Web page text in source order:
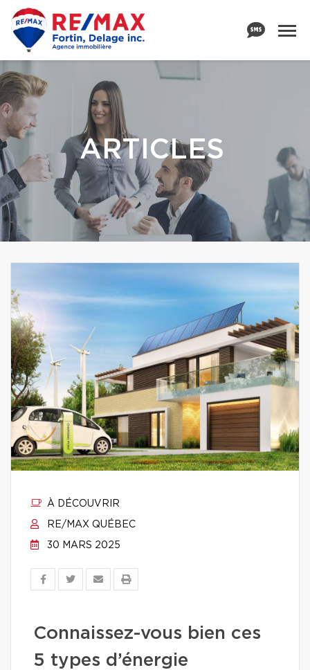
ARTICLES
À DÉCOUVRIR
RE/MAX QUÉBEC
30 MARS 2025
Connaissez-vous bien ces
5 types d’énergie